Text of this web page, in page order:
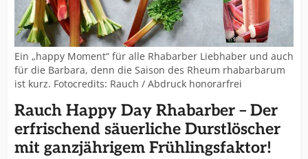
Ein „happy Moment“ für alle Rhabarber Liebhaber und auch
für die Barbara, denn die Saison des Rheum rhabarbarum
ist kurz. Fotocredits: Rauch / Abdruck honorarfrei
Rauch Happy Day Rhabarber – Der
erfrischend säuerliche Durstlöscher
mit ganzjährigem Frühlingsfaktor!